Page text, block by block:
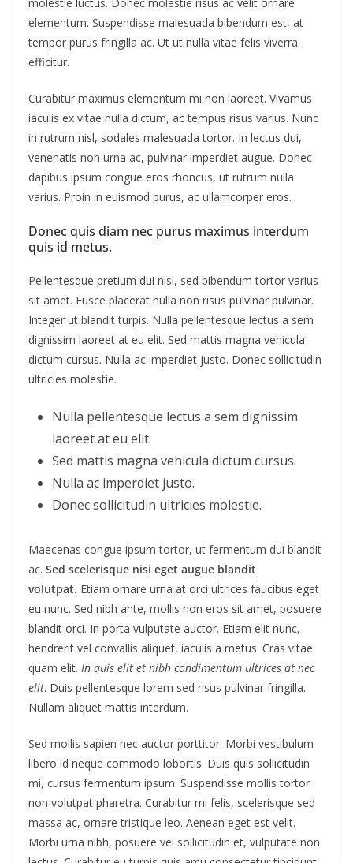
molestie luctus. Donec molestie risus ac velit ornare
elementum. Suspendisse malesuada bibendum est, at
tempor purus fringilla ac. Ut ut nulla vitae felis viverra
efficitur.
Curabitur maximus elementum mi non laoreet. Vivamus
iaculis ex vitae nulla dictum, ac tempus risus varius. Nunc
in rutrum nisl, sodales malesuada tortor. In lectus dui,
venenatis non urna ac, pulvinar imperdiet augue. Donec
dapibus ipsum congue eros rhoncus, ut rutrum nulla
varius. Proin in euismod purus, ac ullamcorper eros.
Donec quis diam nec purus maximus interdum
quis id metus.
Pellentesque pretium dui nisl, sed bibendum tortor varius
sit amet. Fusce placerat nulla non risus pulvinar pulvinar.
Integer ut blandit turpis. Nulla pellentesque lectus a sem
dignissim laoreet at eu elit. Sed mattis magna vehicula
dictum cursus. Nulla ac imperdiet justo. Donec sollicitudin
ultricies molestie.
Nulla pellentesque lectus a sem dignissim
laoreet at eu elit.
Sed mattis magna vehicula dictum cursus.
Nulla ac imperdiet justo.
Donec sollicitudin ultricies molestie.
Maecenas congue ipsum tortor, ut fermentum dui blandit
ac. Sed scelerisque nisi eget augue blandit
volutpat. Etiam ornare urna at orci ultrices faucibus eget
eu nunc. Sed nibh ante, mollis non eros sit amet, posuere
blandit orci. In porta vulputate auctor. Etiam elit nunc,
hendrerit vel convallis aliquet, iaculis a metus. Cras vitae
quam elit. In quis elit et nibh condimentum ultrices at nec
elit. Duis pellentesque lorem sed risus pulvinar fringilla.
Nullam aliquet mattis interdum.
Sed mollis sapien nec auctor porttitor. Morbi vestibulum
libero id neque commodo lobortis. Duis quis sollicitudin
mi, cursus fermentum ipsum. Suspendisse mollis tortor
non volutpat pharetra. Curabitur mi felis, scelerisque sed
massa ac, ornare tristique leo. Aenean eget est velit.
Morbi urna nibh, posuere vel sollicitudin et, vulputate non